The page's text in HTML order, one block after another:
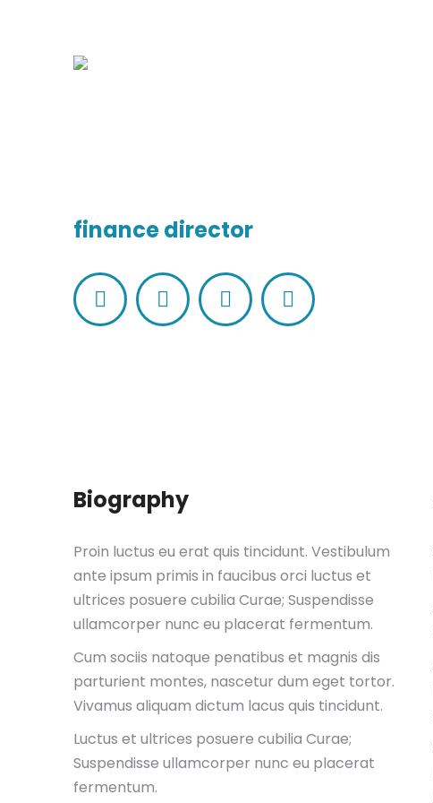
finance director
FacebookLinkedinPinterestInstagram
Biography
Proin luctus eu erat quis tincidunt. Vestibulum
ante ipsum primis in faucibus orci luctus et
ultrices posuere cubilia Curae; Suspendisse
ullamcorper nunc eu placerat fermentum.
Cum sociis natoque penatibus et magnis dis
parturient montes, nascetur dum eget tortor.
Vivamus aliquam dictum lacus quis tincidunt.
Luctus et ultrices posuere cubilia Curae;
Suspendisse ullamcorper nunc eu placerat
fermentum.